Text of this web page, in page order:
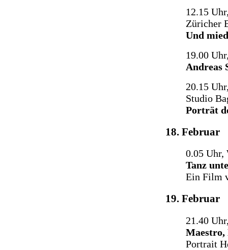
12.15
Züricher
Und
19.00
Andreas
20.15
Studio
Porträt
18. Februar
0.05 Uhr,
Tanz
Ein Film
19. Februar
21.40
Portrait